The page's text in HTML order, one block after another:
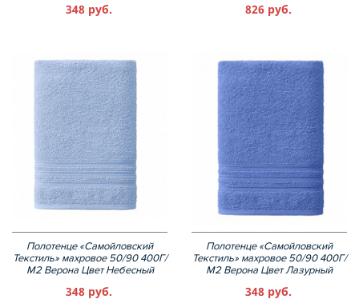
348 руб. 826 руб.
Полотенце «Самойловский
Текстиль» махровое 50/90 400Г/
М2 Верона Цвет Небесный
348 руб.
Полотенце «Самойловский
Текстиль» махровое 50/90 400Г/
М2 Верона Цвет Лазурный
348 руб.